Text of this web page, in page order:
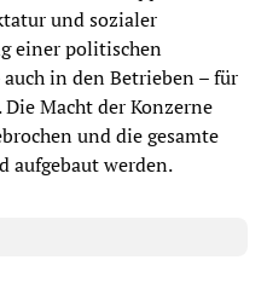
und sozialer
einer politischen
in den Betrieben – für
Macht der Konzerne
und die gesamte
aufgebaut werden.